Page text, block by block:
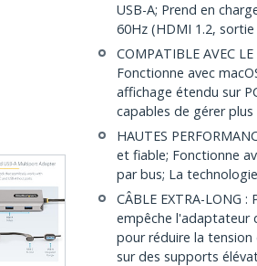
USB-A; Prend en
60Hz (HDMI 1.2,
COMPATIBLE AVEC
Fonctionne avec
affichage étendu sur
capables de gérer
HAUTES
et fiable; Fonctionne
par bus; La
CÂBLE EXTRA-LONG
empêche l'adaptateur
pour réduire la tension
sur des supports